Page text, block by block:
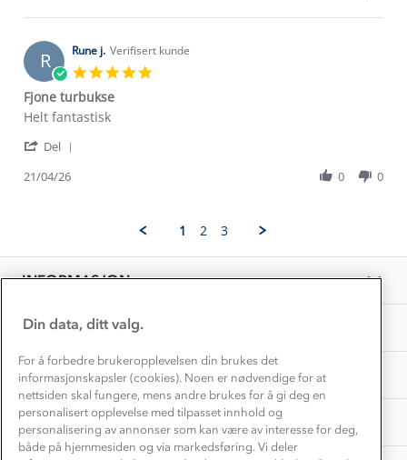
Apr
Stig
on
28
Apr
2026
R Rune j. Verifisert kunde
Fjone turbukse
Review
Rune
on
review
Fjone
Helt fantastisk
Del
21
2026
21/04/26 0 0
1 2 3
INFORMASJON
Kundeservice
Kontakt oss
Konkurransevinnere
Kundeklubb
Bedrift, barnehage og SFO
Presse
OM OSS
Klima og miljø
Etisk handel
Dyreetikk
Samarbeide med oss?
TIPS OG RÅD
Alt du trenger til Norgesferien
Dette trenger du til barnehagen
Gravidklær
Hvordan velge riktig turtøy?
Store størrelser
Turmat oppskrifter
Beredskap
AKTIVITETER
Norgesferie 🇳🇴
Få turinspirasjon og tips her⛰
Overnatte utendørs⛺
Leirskole 🥾
Barnehageansatt
Tips til hyttetur
Din data, ditt valg.
For å forbedre brukeropplevelsen din brukes det
informasjonskapsler (cookies). Noen er nødvendige for at
nettsiden skal fungere, mens andre brukes for å gi deg en
personalisert opplevelse med tilpasset innhold og
personalisering av annonser som kan være av interesse for deg,
både på hjemmesiden og via markedsføring. Vi deler